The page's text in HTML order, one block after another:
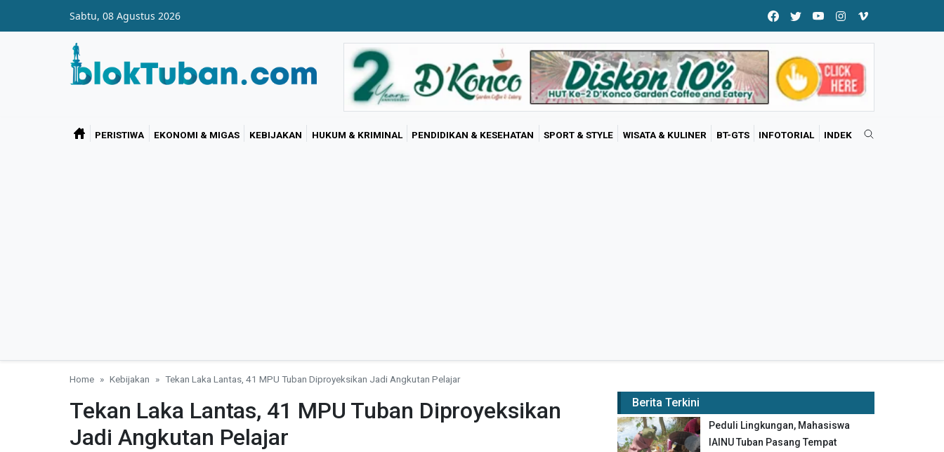
Sabtu, 08 Agustus 2026
PERISTIWA EKONOMI & MIGAS KEBIJAKAN HUKUM & KRIMINAL PENDIDIKAN & KESEHATAN SPORT & STYLE WISATA & KULINER BT-GTS INFOTORIAL INDEK
Home Kebijakan Tekan Laka Lantas, 41 MPU Tuban Diproyeksikan Jadi Angkutan Pelajar
Tekan Laka Lantas, 41 MPU Tuban Diproyeksikan
Jadi Angkutan Pelajar
Berita Terkini
Peduli Lingkungan, Mahasiswa
IAINU Tuban Pasang Tempat